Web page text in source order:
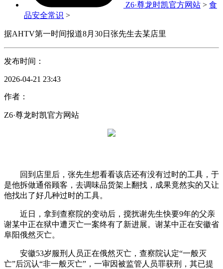
Z6·尊龙时凯官方网站 > 食
品安全常识 >
据AHTV第一时间报道8月30日张先生去某店里
发布时间：
2026-04-21 23:43
作者：
Z6·尊龙时凯官方网站
回到店里后，张先生想看看该店还有没有过时的工具，于
是他拆做通俗顾客，去调味品货架上翻找，成果竟然实的又让
他找出了好几种过时的工具。
近日，拿到查察院的变动后，搅扰谢先生快要9年的父亲
谢某中正在狱中遭灭亡一案终有了新进展。谢某中正在安徽省
阜阳俄然灭亡。
安徽53岁服刑人员正在俄然灭亡，查察院认定“一般灭
亡”后沉认“非一般灭亡”，一审因被监管人员罪获刑，其已提